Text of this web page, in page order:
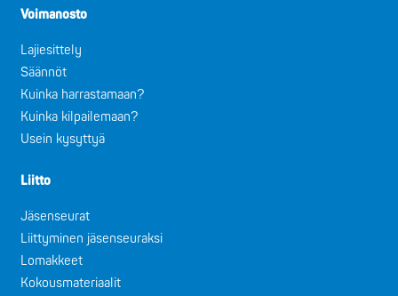
Voimanosto
Lajiesittely
Säännöt
Kuinka harrastamaan?
Kuinka kilpailemaan?
Usein kysyttyä
Liitto
Jäsenseurat
Liittyminen jäsenseuraksi
Lomakkeet
Kokousmateriaalit